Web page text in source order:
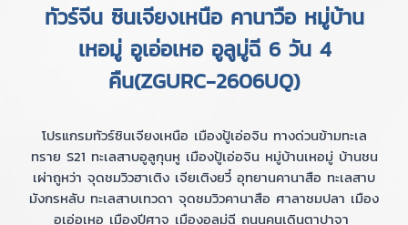
ทัวร์จีน ซินเจียงเหนือ คานาวือ หมู่บ้าน
เหอมู่ อูเอ่อเหอ อูลูมู่ฉี 6 วัน 4
คืน(ZGURC-2606UQ)
โปรแกรมทัวร์ซินเจียงเหนือ เมืองปู้เอ่อจิน ทางด่วนข้ามทะเล
ทราย S21 ทะเลสาบอูลูกุนหู เมืองปู้เอ่อจิน หมู่บ้านเหอมู่ บ้านชน
เผ่าถูหว่า จุดชมวิวฮาเติง เจียเติงยวี๋ อุทยานคานาสือ ทะเลสาบ
มังกรหลับ ทะเลสาบเทวดา จุดชมวิวคานาสือ ศาลาชมปลา เมือง
อูเอ่อเหอ เมืองปีศาจ เมืองอูลูมู่ฉี ถนนคนเดินตาปาจา